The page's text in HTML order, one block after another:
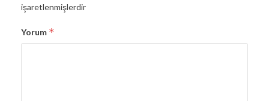
işaretlenmişlerdir
Yorum *